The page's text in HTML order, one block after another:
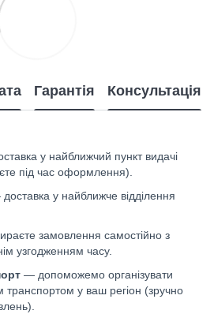
Гарантія Консультація
у найближчий пункт видачі
під час оформлення).
у найближче відділення
замовлення самостійно з
узгодженням часу.
— допоможемо організувати
транспортом у ваш регіон (зручно